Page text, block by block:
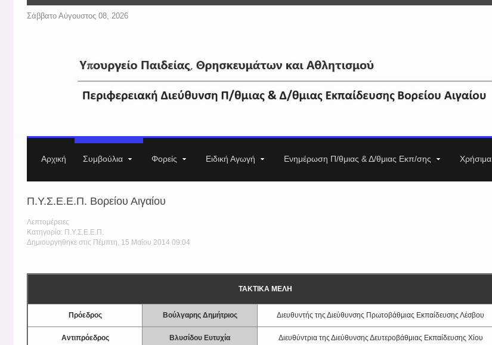
Σάββατο Αύγουστος 08, 2026
Αρχική Συμβούλια Φορείς Ειδική Αγωγή Ενημέρωση Π/θμιας & Δ/θμιας Εκπ/σης Χρήσιμα
Π.Υ.Σ.Ε.Ε.Π. Βορείου Αιγαίου
Λεπτομέρειες
Κατηγορία: Π.Υ.Σ.Ε.Ε.Π.
Δημιουργηθηκε στις Πέμπτη, 15 Μαΐου 2014 09:04
ΤΑΚΤΙΚΑ ΜΕΛΗ
Πρόεδρος Βούλγαρης Δημήτριος Διευθυντής της Διεύθυνσης Πρωτοβάθμιας Εκπαίδευσης Λέσβου
Αντιπρόε­δρος Βλυσίδου Ευτυχία Διευθύντρια της Διεύθυνσης Δευτεροβάθμιας Εκπαίδευσης Χίου